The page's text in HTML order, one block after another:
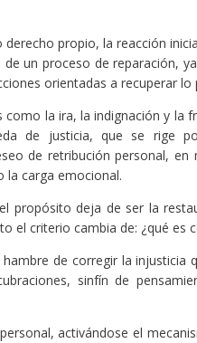
propio, la reacción
un proceso de reparación,
orientadas a recuperar lo
la ira, la indignación y la
de justicia, que se rige
de retribución personal,
la carga emocional.
propósito deja de ser la
criterio cambia de: ¿qué es
de corregir la
sinfín de
activándose el